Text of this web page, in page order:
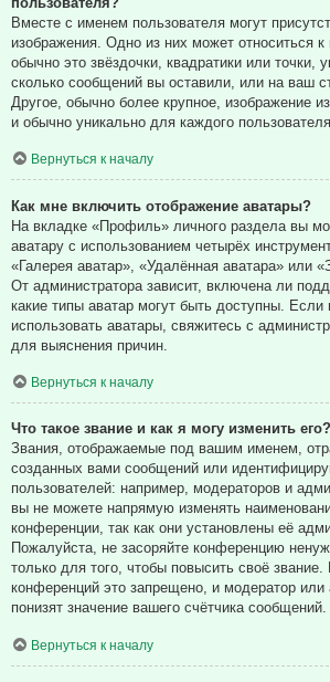
Вместе с именем пользователя могут
изображения. Одно из них может относиться
обычно это звёздочки, квадратики или точки,
сколько сообщений вы оставили, или на ваш
Другое, обычно более крупное, изображение
и обычно уникально для каждого пользователя.
Вернуться к началу
Как мне включить отображение аватары?
На вкладке «Профиль» личного раздела вы
аватару с использованием четырёх
«Галерея аватар», «Удалённая аватара» или
От администратора зависит, включена ли
какие типы аватар могут быть доступны.
использовать аватары, свяжитесь с
для выяснения причин.
Вернуться к началу
Что такое звание и как я могу изменить его?
Звания, отображаемые под вашим именем,
созданных вами сообщений или
пользователей: например, модераторов и
вы не можете напрямую изменять
конференции, так как они установлены её
Пожалуйста, не засоряйте конференцию
только для того, чтобы повысить своё
конференций это запрещено, и модератор или
понизят значение вашего счётчика сообщений.
Вернуться к началу